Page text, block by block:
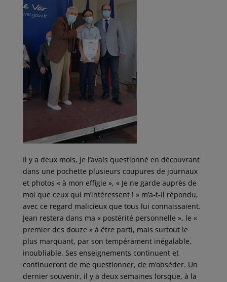
Il y a deux mois, je l’avais questionné en découvrant
dans une pochette plusieurs coupures de journaux
et photos « à mon effigie », « Je ne garde auprès de
moi que ceux qui m’intéressent ! » m’a-t-il répondu,
avec ce regard malicieux que tous lui connaissaient.
Jean restera dans ma « postérité personnelle », le «
premier des douze » à être parti, mais surtout le
plus marquant, par son tempérament inégalable,
inoubliable. Ses enseignements continuent et
continueront de me questionner, de m’obséder. Un
dernier souvenir, il y a deux semaines lorsque, à la